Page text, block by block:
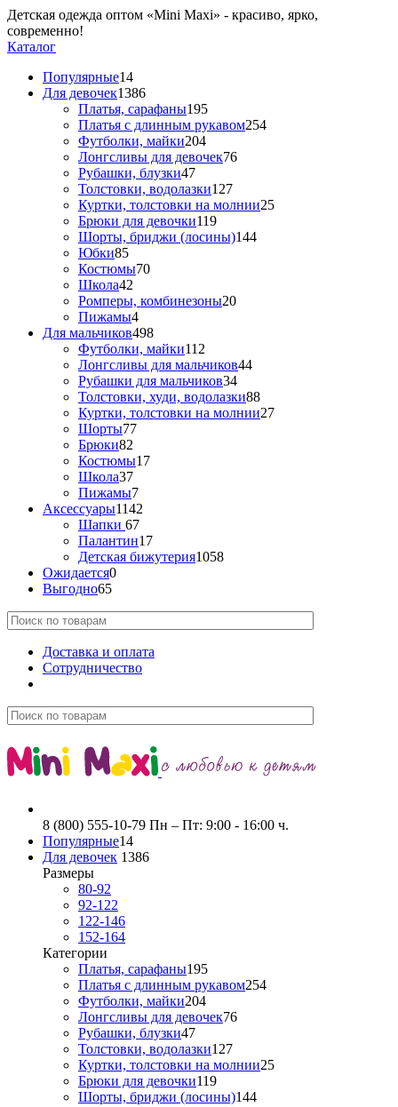
Детская одежда оптом «Mini Maxi» - красиво, ярко,
современно!
Каталог
Популярные14
Для девочек1386
Платья, сарафаны195
Платья с длинным рукавом254
Футболки, майки204
Лонгсливы для девочек76
Рубашки, блузки47
Толстовки, водолазки127
Куртки, толстовки на молнии25
Брюки для девочки119
Шорты, бриджи (лосины)144
Юбки85
Костюмы70
Школа42
Ромперы, комбинезоны20
Пижамы4
Для мальчиков498
Футболки, майки112
Лонгсливы для мальчиков44
Рубашки для мальчиков34
Толстовки, худи, водолазки88
Куртки, толстовки на молнии27
Шорты77
Брюки82
Костюмы17
Школа37
Пижамы7
Аксессуары1142
Шапки 67
Палантин17
Детская бижутерия1058
Ожидается0
Выгодно65
Доставка и оплата
Сотрудничество
8 (800) 555-10-79 Пн – Пт: 9:00 - 16:00 ч.
Популярные14
Для девочек 1386
Размеры
80-92
92-122
122-146
152-164
Категории
Платья, сарафаны195
Платья с длинным рукавом254
Футболки, майки204
Лонгсливы для девочек76
Рубашки, блузки47
Толстовки, водолазки127
Куртки, толстовки на молнии25
Брюки для девочки119
Шорты, бриджи (лосины)144